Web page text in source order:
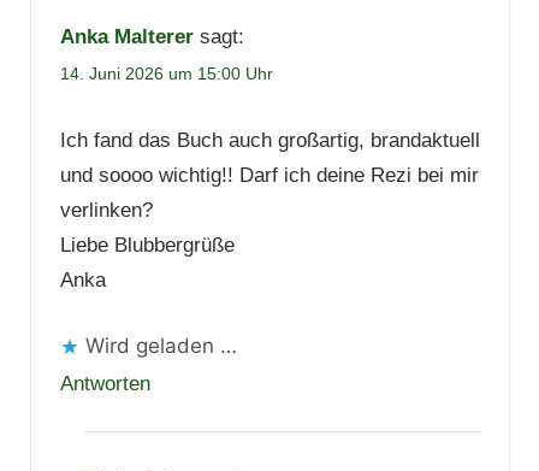
Sharenting
Anka Malterer sagt:
14. Juni 2026 um 15:00 Uhr
Ich fand das Buch auch großartig, brandaktuell
und soooo wichtig!! Darf ich deine Rezi bei mir
verlinken?
Liebe Blubbergrüße
Anka
Wird geladen …
Antworten